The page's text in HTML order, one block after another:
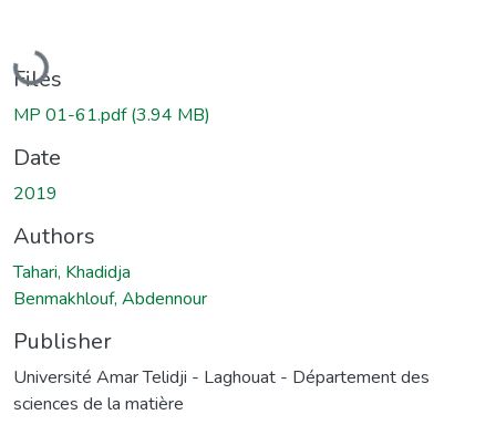
Loading...
Files
MP 01-61.pdf(3.94 MB)
Date
2019
Authors
Tahari, Khadidja
Benmakhlouf, Abdennour
Publisher
Université Amar Telidji - Laghouat - Département des
sciences de la matière